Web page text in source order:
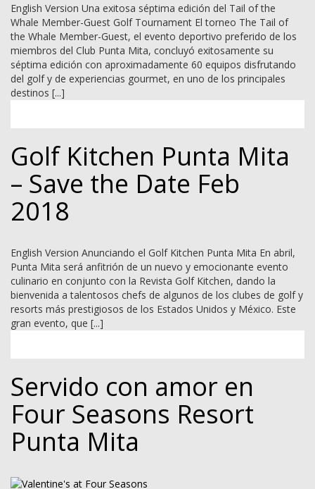
English Version Una exitosa séptima edición del Tail of the
Whale Member-Guest Golf Tournament El torneo The Tail of
the Whale Member-Guest, el evento deportivo preferido de los
miembros del Club Punta Mita, concluyó exitosamente su
séptima edición con aproximadamente 60 equipos disfrutando
del golf y de experiencias gourmet, en uno de los principales
destinos [...]
Golf Kitchen Punta Mita
– Save the Date Feb
2018
English Version Anunciando el Golf Kitchen Punta Mita En abril,
Punta Mita será anfitrión de un nuevo y emocionante evento
culinario en conjunto con la Revista Golf Kitchen, dando la
bienvenida a talentosos chefs de algunos de los clubes de golf y
resorts más prestigiosos de los Estados Unidos y México. Este
gran evento, que [...]
Servido con amor en
Four Seasons Resort
Punta Mita